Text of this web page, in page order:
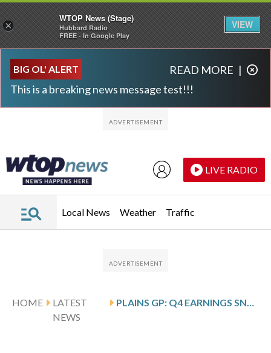
BIG OL' ALERT
This is a breaking news message test!!!
READ MORE |
LIVE RADIO
Local News Weather Traffic
HOME
LATEST
NEWS
×
WTOP News (Stage)
Hubbard Radio
FREE - In Google Play
VIEW